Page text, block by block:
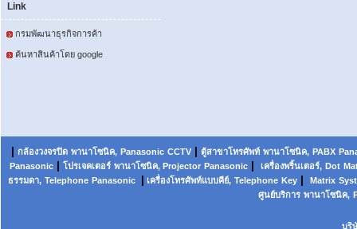
Link
กรมพัฒนาธุรกิจการค้า
ค้นหาสินค้าโดย google
| กล้องวงจรปิด พานาโซนิค, Panasonic CCTV | ตู้สาขาโทรศัพท์ พานาโซนิค, PABX
Panasonic| โปรเจคเตอร์ พานาโซนิค, Projector Panasonic| เครื่องพริ้นเตอร์, Dot
ธรรมดา, Telephone Panasonic | เครื่องโทรศัพท์แบบคีย์, Telephone Key | Matrix
ศูนย์บริการ พานาโซนิค,
บริ